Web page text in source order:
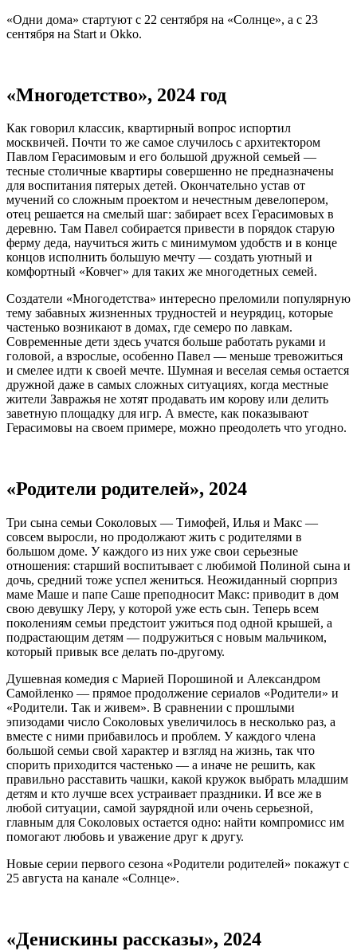
«Одни дома» стартуют с 22 сентября на «Солнце», а с 23
сентября на Start и Okko.
«Многодетство», 2024 год
Как говорил классик, квартирный вопрос испортил
москвичей. Почти то же самое случилось с архитектором
Павлом Герасимовым и его большой дружной семьей —
тесные столичные квартиры совершенно не предназначены
для воспитания пятерых детей. Окончательно устав от
мучений со сложным проектом и нечестным девелопером,
отец решается на смелый шаг: забирает всех Герасимовых в
деревню. Там Павел собирается привести в порядок старую
ферму деда, научиться жить с минимумом удобств и в конце
концов исполнить большую мечту — создать уютный и
комфортный «Ковчег» для таких же многодетных семей.
Создатели «Многодетства» интересно преломили популярную
тему забавных жизненных трудностей и неурядиц, которые
частенько возникают в домах, где семеро по лавкам.
Современные дети здесь учатся больше работать руками и
головой, а взрослые, особенно Павел — меньше тревожиться
и смелее идти к своей мечте. Шумная и веселая семья остается
дружной даже в самых сложных ситуациях, когда местные
жители Завражья не хотят продавать им корову или делить
заветную площадку для игр. А вместе, как показывают
Герасимовы на своем примере, можно преодолеть что угодно.
«Родители родителей», 2024
Три сына семьи Соколовых — Тимофей, Илья и Макс —
совсем выросли, но продолжают жить с родителями в
большом доме. У каждого из них уже свои серьезные
отношения: старший воспитывает с любимой Полиной сына и
дочь, средний тоже успел жениться. Неожиданный сюрприз
маме Маше и папе Саше преподносит Макс: приводит в дом
свою девушку Леру, у которой уже есть сын. Теперь всем
поколениям семьи предстоит ужиться под одной крышей, а
подрастающим детям — подружиться с новым мальчиком,
который привык все делать по-другому.
Душевная комедия с Марией Порошиной и Александром
Самойленко — прямое продолжение сериалов «Родители» и
«Родители. Так и живем». В сравнении с прошлыми
эпизодами число Соколовых увеличилось в несколько раз, а
вместе с ними прибавилось и проблем. У каждого члена
большой семьи свой характер и взгляд на жизнь, так что
спорить приходится частенько — а иначе не решить, как
правильно расставить чашки, какой кружок выбрать младшим
детям и кто лучше всех устраивает праздники. И все же в
любой ситуации, самой заурядной или очень серьезной,
главным для Соколовых остается одно: найти компромисс им
помогают любовь и уважение друг к другу.
Новые серии первого сезона «Родители родителей» покажут с
25 августа на канале «Солнце».
«Денискины рассказы», 2024